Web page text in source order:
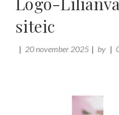
siteic
20 november 2025 by